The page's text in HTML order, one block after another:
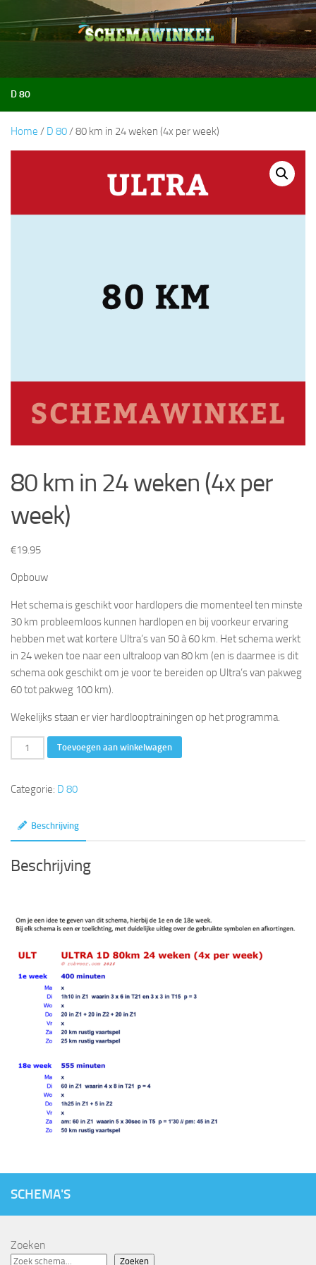
Doorgaan naar inhoud
D 80
Home / D 80/ 80 km in 24 weken (4x per week)
80 km in 24 weken (4x per
week)
€19.95
Opbouw
Het schema is geschikt voor hardlopers die momenteel ten minste
30 km probleemloos kunnen hardlopen en bij voorkeur ervaring
hebben met wat kortere Ultra’s van 50 à 60 km. Het schema werkt
in 24 weken toe naar een ultraloop van 80 km (en is daarmee is dit
schema ook geschikt om je voor te bereiden op Ultra’s van pakweg
60 tot pakweg 100 km).
Wekelijks staan er vier hardlooptrainingen op het programma.
km
24
(4x
week)
Toevoegen aan winkelwagen
Categorie: D 80
Beschrijving
Beschrijving
SCHEMA'S
Zoeken
Zoeken